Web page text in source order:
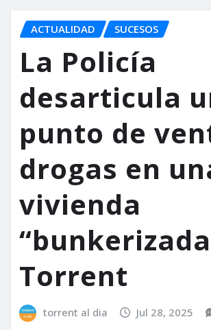
ACTUALIDAD SUCESOS
La Policía
desarticula
punto de
drogas en
vivienda
Torrent
torrent al dia Jul 28, 2025